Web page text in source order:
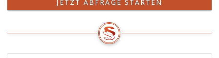
JETZT ABFRAGE STARTEN